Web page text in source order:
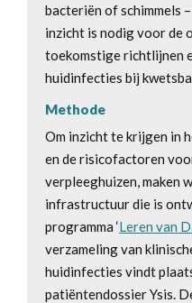
bacteriën of schimmels
inzicht is nodig voor de
toekomstige richtlijnen
huidinfecties bij
Methode
Om inzicht te krijgen in
en de risicofactoren
verpleeghuizen, maken
infrastructuur die is
programma ‘Leren van
verzameling van
huidinfecties vindt
patiëntendossier Ysis.